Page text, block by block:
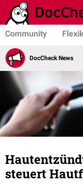
Community
DocCheck News
steuert